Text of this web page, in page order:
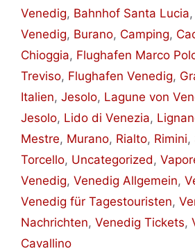
Venedig, Bahnhof Santa Lucia,
Venedig, Burano, Camping,
Chioggia, Flughafen Marco
Treviso, Flughafen Venedig,
Italien, Jesolo, Lagune von
Jesolo, Lido di Venezia,
Mestre, Murano, Rialto, Rimini,
Torcello, Uncategorized ,
Venedig, Venedig Allgemein,
Venedig für Tagestouristen,
Nachrichten, Venedig Tickets,
Cavallino